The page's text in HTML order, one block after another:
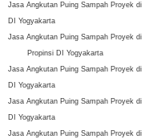
Jasa Angkutan Puing Sampah Proyek di
DI Yogyakarta
Jasa Angkutan Puing Sampah Proyek di
Propinsi DI Yogyakarta
Jasa Angkutan Puing Sampah Proyek di
DI Yogyakarta
Jasa Angkutan Puing Sampah Proyek di
DI Yogyakarta
Jasa Angkutan Puing Sampah Proyek di